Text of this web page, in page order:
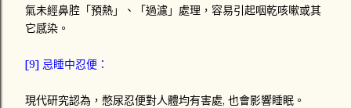
氣未經鼻腔「預熱」、「過濾」處理，容易引起咽乾咳嗽或其
它感染。
[9] 忌睡中忍便：
現代研究認為，憋尿忍便對人體均有害處, 也會影響睡眠。